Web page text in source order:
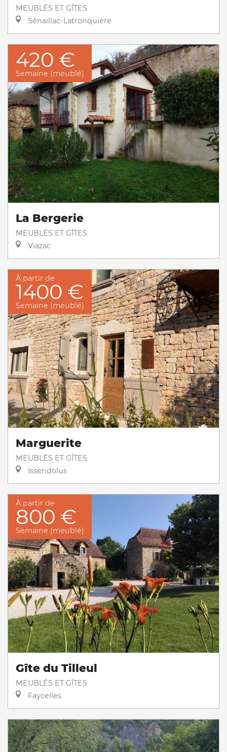
MEUBLÉS ET GÎTES
Sénaillac-Latronquière
420 €
Semaine (meublé)
La Bergerie
MEUBLÉS ET GÎTES
Viazac
À partir de
1400 €
Semaine (meublé)
Marguerite
MEUBLÉS ET GÎTES
Issendolus
À partir de
800 €
Semaine (meublé)
Gîte du Tilleul
MEUBLÉS ET GÎTES
Faycelles